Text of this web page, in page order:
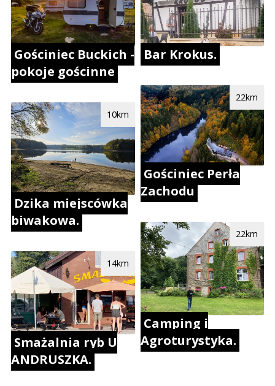
Gościniec Buckich -
pokoje gościnne
Dzika miejscówka
biwakowa.
10km
Smażalnia ryb U
ANDRUSZKA.
14km
Bar Krokus.
Gościniec Perła
Zachodu
22km
Camping i
Agroturystyka.
22km